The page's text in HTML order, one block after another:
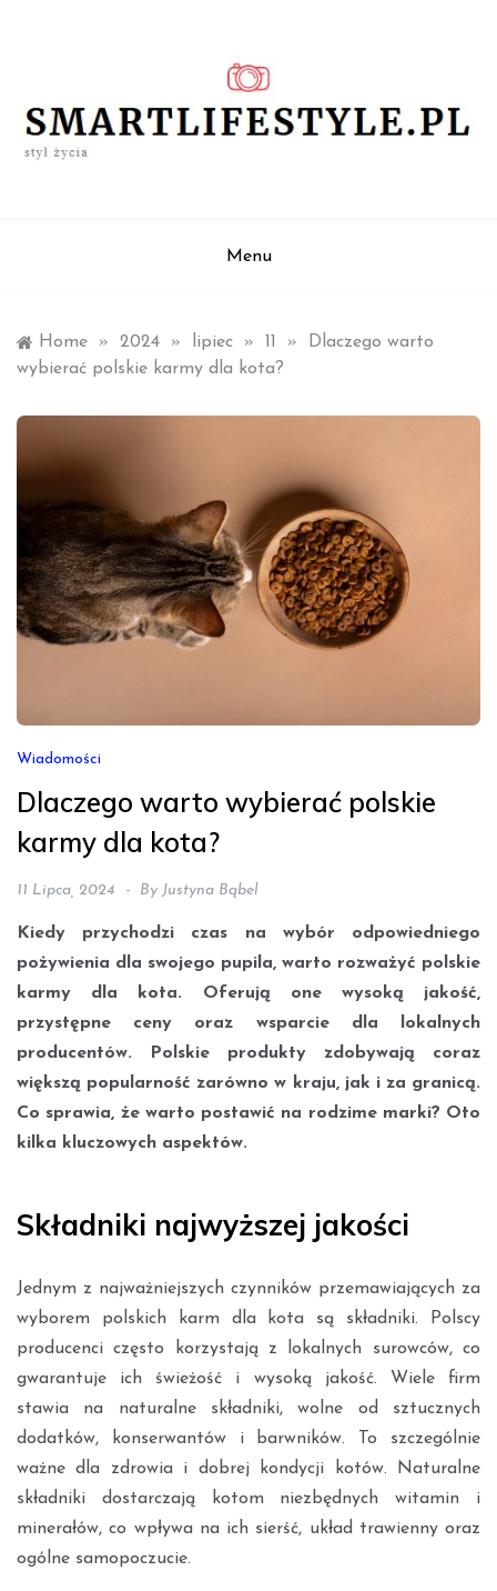
Menu
Home » 2024 » lipiec » 11 »
Dlaczego warto
wybierać polskie karmy dla kota?
Wiadomości
Dlaczego warto wybierać polskie
karmy dla kota?
11 Lipca, 2024 By Justyna Bąbel
Kiedy przychodzi czas na wybór odpowiedniego
pożywienia dla swojego pupila, warto rozważyć polskie
karmy dla kota. Oferują one wysoką jakość,
przystępne ceny oraz wsparcie dla lokalnych
producentów. Polskie produkty zdobywają coraz
większą popularność zarówno w kraju, jak i za granicą.
Co sprawia, że warto postawić na rodzime marki? Oto
kilka kluczowych aspektów.
Składniki najwyższej jakości
Jednym z najważniejszych czynników przemawiających za
wyborem polskich karm dla kota są składniki. Polscy
producenci często korzystają z lokalnych surowców, co
gwarantuje ich świeżość i wysoką jakość. Wiele firm
stawia na naturalne składniki, wolne od sztucznych
dodatków, konserwantów i barwników. To szczególnie
ważne dla zdrowia i dobrej kondycji kotów. Naturalne
składniki dostarczają kotom niezbędnych witamin i
minerałów, co wpływa na ich sierść, układ trawienny oraz
ogólne samopoczucie.